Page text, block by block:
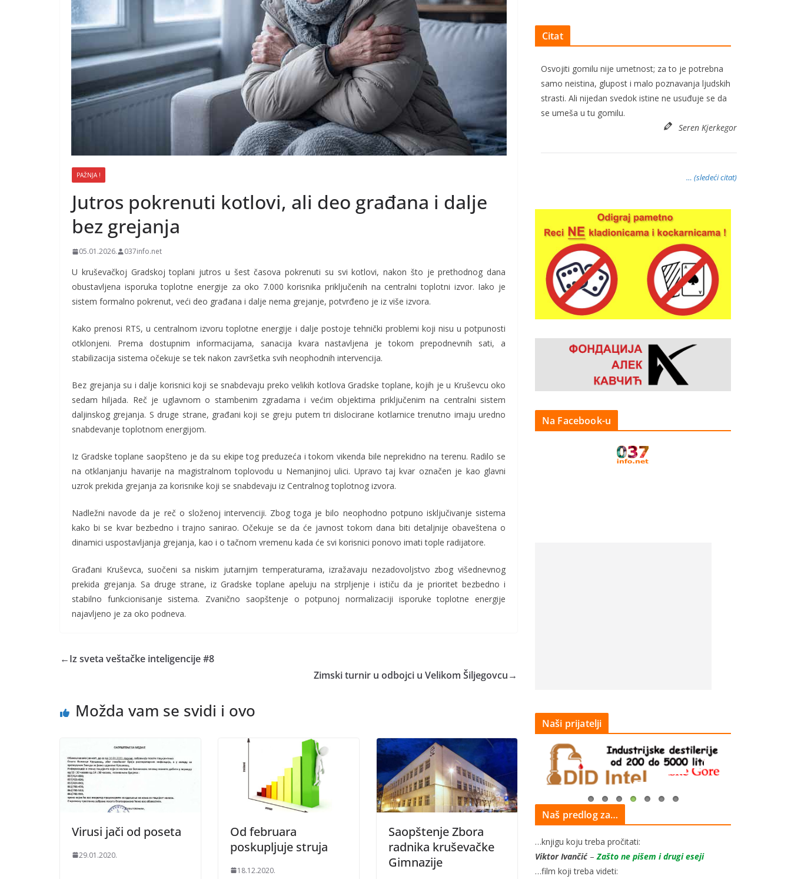
PAŽNJA !
Jutros pokrenuti kotlovi, ali deo građana i dalje
bez grejanja
05.01.2026. 037info.net
U kruševačkoj Gradskoj toplani jutros u šest časova pokrenuti su svi kotlovi, nakon što je prethodnog dana
obustavljena isporuka toplotne energije za oko 7.000 korisnika priključenih na centralni toplotni izvor. Iako je
sistem formalno pokrenut, veći deo građana i dalje nema grejanje, potvrđeno je iz više izvora.
Kako prenosi RTS, u centralnom izvoru toplotne energije i dalje postoje tehnički problemi koji nisu u potpunosti
otklonjeni. Prema dostupnim informacijama, sanacija kvara nastavljena je tokom prepodnevnih sati, a
stabilizacija sistema očekuje se tek nakon završetka svih neophodnih intervencija.
Bez grejanja su i dalje korisnici koji se snabdevaju preko velikih kotlova Gradske toplane, kojih je u Kruševcu oko
sedam hiljada. Reč je uglavnom o stambenim zgradama i većim objektima priključenim na centralni sistem
daljinskog grejanja. S druge strane, građani koji se greju putem tri dislocirane kotlarnice trenutno imaju uredno
snabdevanje toplotnom energijom.
Iz Gradske toplane saopšteno je da su ekipe tog preduzeća i tokom vikenda bile neprekidno na terenu. Radilo se
na otklanjanju havarije na magistralnom toplovodu u Nemanjinoj ulici. Upravo taj kvar označen je kao glavni
uzrok prekida grejanja za korisnike koji se snabdevaju iz Centralnog toplotnog izvora.
Nadležni navode da je reč o složenoj intervenciji. Zbog toga je bilo neophodno potpuno isključivanje sistema
kako bi se kvar bezbedno i trajno sanirao. Očekuje se da će javnost tokom dana biti detaljnije obaveštena o
dinamici uspostavljanja grejanja, kao i o tačnom vremenu kada će svi korisnici ponovo imati tople radijatore.
Građani Kruševca, suočeni sa niskim jutarnjim temperaturama, izražavaju nezadovoljstvo zbog višednevnog
prekida grejanja. Sa druge strane, iz Gradske toplane apeluju na strpljenje i ističu da je prioritet bezbedno i
stabilno funkcionisanje sistema. Zvanično saopštenje o potpunoj normalizaciji isporuke toplotne energije
najavljeno je za oko podneva.
←Iz sveta veštačke inteligencije #8
Zimski turnir u odbojci u Velikom Šiljegovcu→
Možda vam se svidi i ovo
Virusi jači od poseta
29.01.2020.
Od februara
poskupljuje struja
18.12.2020.
Saopštenje Zbora
radnika kruševačke
Gimnazije
Citat
Osvojiti gomilu nije umetnost; za to je potrebna
samo neistina, glupost i malo poznavanja ljudskih
strasti. Ali nijedan svedok istine ne usuđuje se da
se umeša u tu gomilu.
Seren Kjerkegor
… (sledeći citat)
Na Facebook-u
Naši prijatelji
Naš predlog za…
…knjigu koju treba pročitati:
Viktor Ivančić– Zašto ne pišem i drugi eseji
…film koji treba videti: